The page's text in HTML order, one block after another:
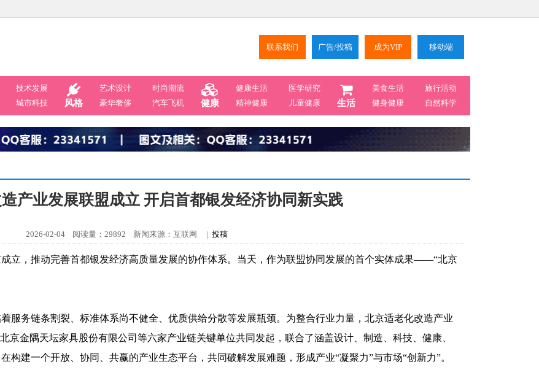
联系我们 广告/投稿 成为VIP 移动端
技术发展
城市科技 风格
艺术设计
时尚潮流
豪华奢侈
汽车飞机 健康
健康生活
医学研究
精神健康
儿童健康 生活
美食生活
旅行活动
健身健康
自然科学
产业发展联盟成立 开启首都银发经济协同新实践
2026-02-04 阅读量：29892 新闻来源：互联网 | 投稿
立，推动完善首都银发经济高质量发展的协作体系。当天，作为联盟协同发展的首个实体成果——“北京
服务链条割裂、标准体系尚不健全、优质供给分散等发展瓶颈。为整合行业力量，北京适老化改造产业
京金隅天坛家具股份有限公司等六家产业链关键单位共同发起，联合了涵盖设计、制造、科技、健康、
构建一个开放、协同、共赢的产业生态平台，共同破解发展难题，形成产业“凝聚力”与市场“创新力”。